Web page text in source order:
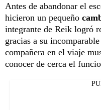
Antes de abandonar el
hicieron un pequeño
integrante de Reik logró
gracias a su
compañera en el viaje
conocer de cerca el